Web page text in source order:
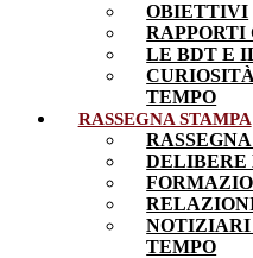
OBIETTIVI
LE BDT E
TEMPO
RASSEGNA STAMPA
DELIBERE
TEMPO